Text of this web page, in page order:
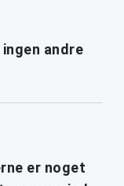
andre
er noget